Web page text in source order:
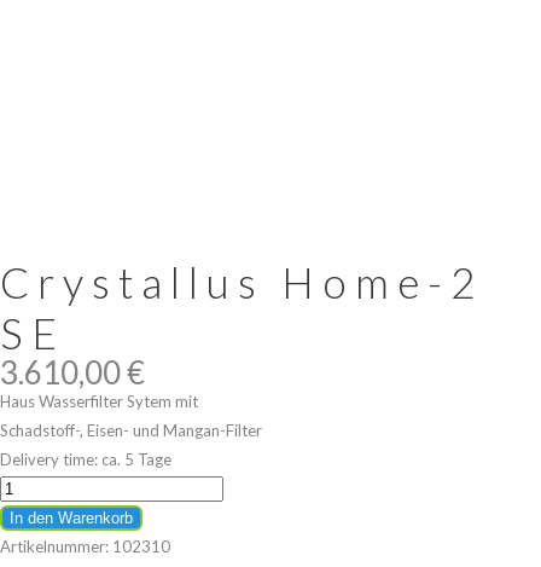
Crystallus Home-2
SE
3.610,00€
Haus Wasserfilter Sytem mit
Schadstoff-, Eisen- und Mangan-Filter
Delivery time: ca. 5 Tage
Crystallus
Home-
2
In den Warenkorb
Artikelnummer: 102310